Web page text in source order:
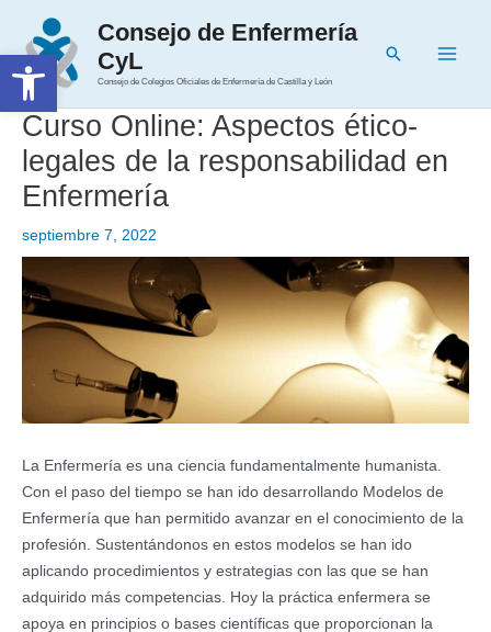
Abrir barra de herramientas
contenido
Consejo de Enfermería
CyL
Consejo de Colegios Oficiales de Enfermería de Castilla y León
Buscar
Curso Online: Aspectos ético-
legales de la responsabilidad en
Enfermería
septiembre 7, 2022
La Enfermería es una ciencia fundamentalmente humanista.
Con el paso del tiempo se han ido desarrollando Modelos de
Enfermería que han permitido avanzar en el conocimiento de la
profesión. Sustentándonos en estos modelos se han ido
aplicando procedimientos y estrategias con las que se han
adquirido más competencias. Hoy la práctica enfermera se
apoya en principios o bases científicas que proporcionan la